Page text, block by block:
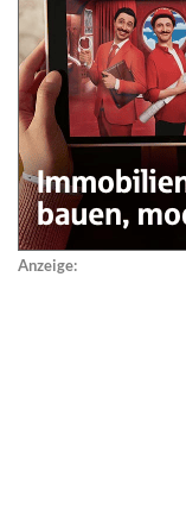
Anzeige: